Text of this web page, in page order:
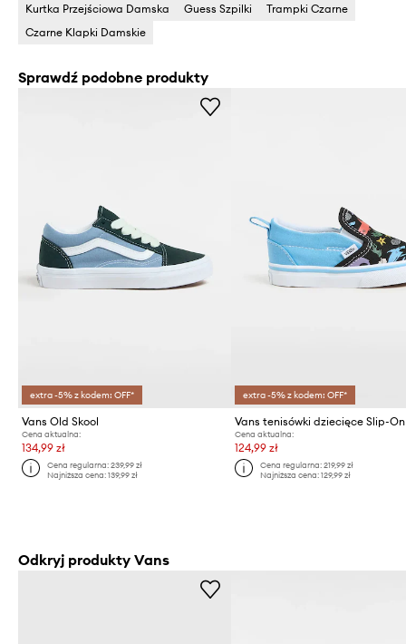
Kurtka Przejściowa Damska
Guess Szpilki
Trampki Czarne
Czarne Klapki Damskie
Sprawdź podobne produkty
extra -5% z kodem: OFF*
Vans Old Skool
Cena aktualna:
134,99 zł
Cena regularna:239,99 zł
Najniższa cena:139,99 zł
extra -5% z kodem: OFF*
Vans tenisówki dziecięce Slip-
Cena aktualna:
124,99 zł
Cena regularna: 219,99 zł
Najniższa cena: 129,99 zł
Odkryj produkty Vans